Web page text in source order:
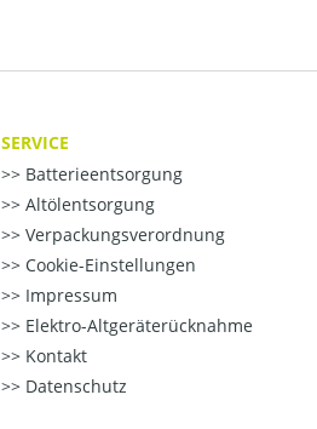
SERVICE
Batterieentsorgung
Altölentsorgung
Verpackungsverordnung
Cookie-Einstellungen
Impressum
Elektro-Altgeräterücknahme
Kontakt
Datenschutz